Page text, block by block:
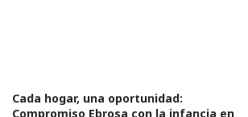
Cada hogar, una oportunidad:
Compromiso Ebrosa con la infancia en